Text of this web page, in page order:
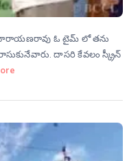
నారాయణరావు ఓ టైమ్ లో తను
దాసరి కేవలం స్క్రీన్